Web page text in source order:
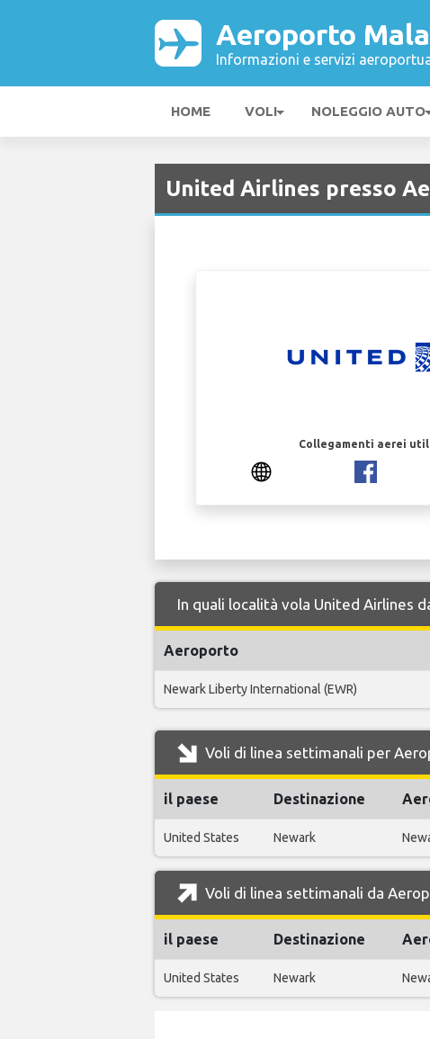
Aeroporto
Informazioni e servizi
HOME VOLI NOLEGGIO AUTO
United Airlines presso
Collegamenti aerei
In quali località vola United Airlines
Aeroporto
Newark Liberty International (EWR)
Voli di linea settimanali per
il paese Destinazione
United States Newark
Voli di linea settimanali da
il paese Destinazione
United States Newark